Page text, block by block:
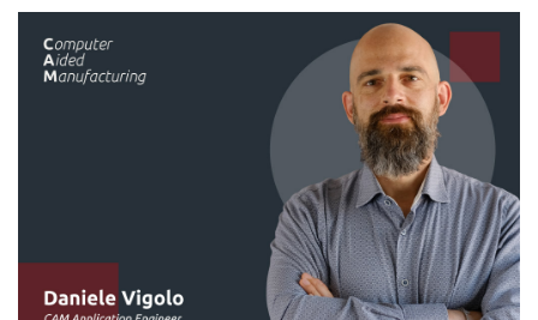
Contatta NTI Italy
Telefono: 02 841 904 72 E-mail:info-it@nti-group.com
Danmark Deutschland
Ísland Nederland
Norge